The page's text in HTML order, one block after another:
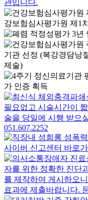
강보험심사평가원 제1
가 인증 획득